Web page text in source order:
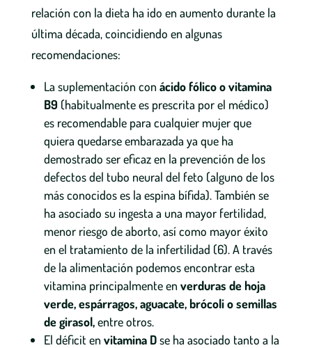
relación con la dieta ha ido en aumento durante la
última década, coincidiendo en algunas
recomendaciones:
La suplementación con ácido fólico o vitamina
B9(habitualmente es prescrita por el médico)
es recomendable para cualquier mujer que
quiera quedarse embarazada ya que ha
demostrado ser eficaz en la prevención de los
defectos del tubo neural del feto (alguno de los
más conocidos es la espina bífida). También se
ha asociado su ingesta a una mayor fertilidad,
menor riesgo de aborto, así como mayor éxito
en el tratamiento de la infertilidad (6). A través
de la alimentación podemos encontrar esta
vitamina principalmente en verduras de hoja
verde, espárragos, aguacate, brócoli o semillas
de girasol,entre otros.
El déficit en vitamina Dse ha asociado tanto a la